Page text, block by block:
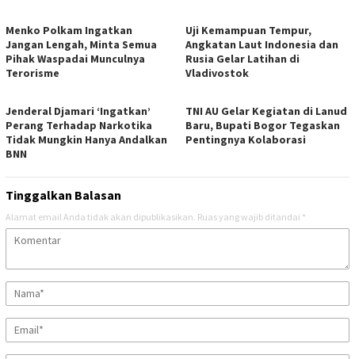
Menko Polkam Ingatkan
Jangan Lengah, Minta Semua
Pihak Waspadai Munculnya
Terorisme
Uji Kemampuan Tempur,
Angkatan Laut Indonesia dan
Rusia Gelar Latihan di
Vladivostok
Jenderal Djamari ‘Ingatkan’
Perang Terhadap Narkotika
Tidak Mungkin Hanya Andalkan
BNN
TNI AU Gelar Kegiatan di Lanud
Baru, Bupati Bogor Tegaskan
Pentingnya Kolaborasi
Tinggalkan Balasan
Alamat email Anda tidak akan dipublikasikan. Ruas yang wajib ditandai *